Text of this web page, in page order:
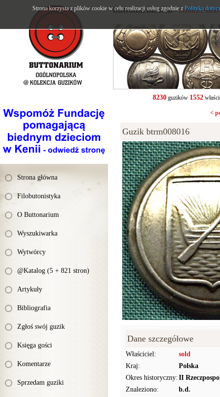
Strona główna
Filobutonistyka
O Buttonarium
Wyszukiwarka
Wytwórcy
@Katalog (5 + 821 stron)
Artykuły
Bibliografia
Zgłoś swój guzik
Księga gości
Komentarze
Sprzedam guziki
buttonarium.eu- Strona
8230guzików 1552
<
Guzik btrm008016
Dane szczegółowe
Właściciel:
sold
Kraj:
Polska
Okres historyczny: II
Znaleziono:
b.d.
Strona korzysta z plików cookie w celu realizacji usług zgodnie zPolityką